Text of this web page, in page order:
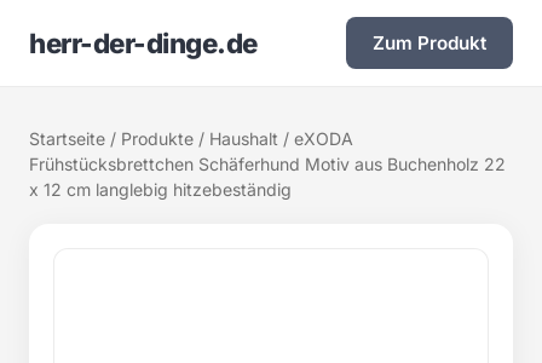
herr-der-dinge.de Zum Produkt
Startseite / Produkte / Haushalt / eXODA
Frühstücksbrettchen Schäferhund Motiv aus Buchenholz 22
x 12 cm langlebig hitzebeständig